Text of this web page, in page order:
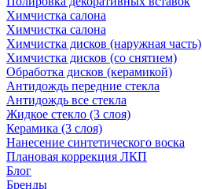
Химчистка салона
Химчистка салона
Химчистка дисков (наружная часть)
Химчистка дисков (со снятием)
Обработка дисков (керамикой)
Антидождь передние стекла
Антидождь все стекла
Жидкое стекло (3 слоя)
Керамика (3 слоя)
Нанесение синтетического воска
Плановая коррекция ЛКП
Блог
Бренды